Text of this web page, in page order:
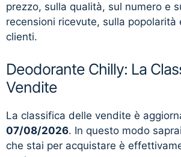
prezzo, sulla qualità, sul numero e
recensioni ricevute, sulla popolarità
clienti.
Deodorante Chilly: La
Vendite
La classifica delle vendite è
07/08/2026. In questo modo
che stai per acquistare è